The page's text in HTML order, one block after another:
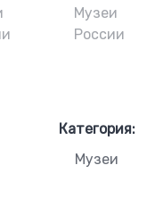
Категория:
Музеи